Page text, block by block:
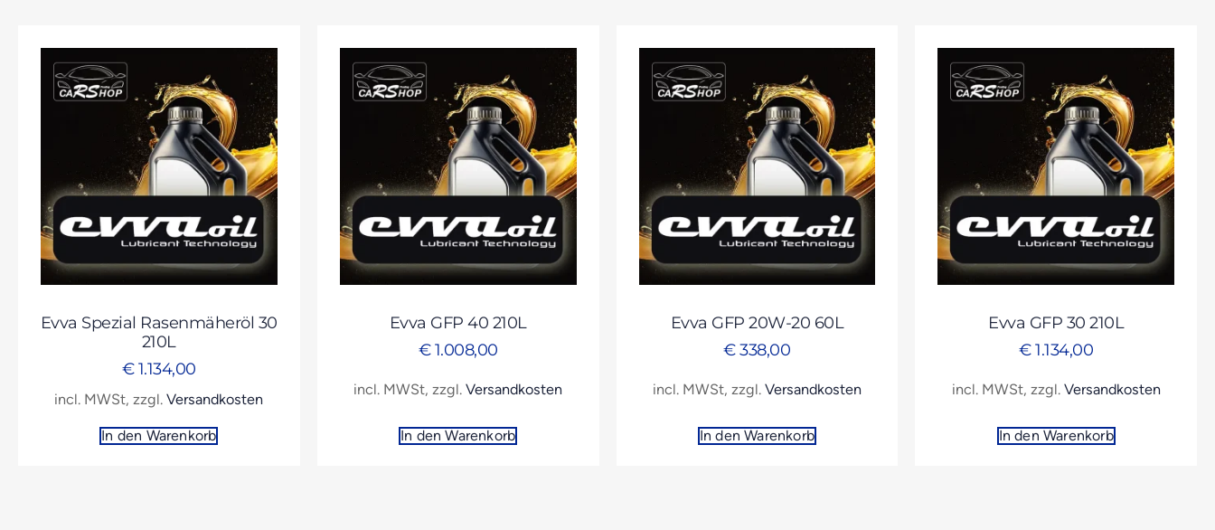
Evva Spezial Rasenmäheröl 30
210L
€1.134,00
incl. MWSt, zzgl.Versandkosten
In den Warenkorb
Evva GFP 40 210L
€1.008,00
incl. MWSt, zzgl.Versandkosten
In den Warenkorb
Evva GFP 20W-20 60L
€338,00
incl. MWSt, zzgl. Versandkosten
In den Warenkorb
Evva GFP 30 210L
€1.134,00
incl. MWSt, zzgl. Versandkosten
In den Warenkorb